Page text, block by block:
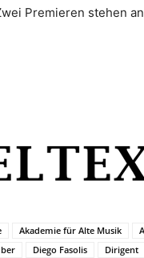
Premieren stehen
Akademie für Alte Musik
Diego Fasolis Dirigent